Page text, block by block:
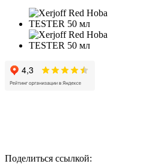
Поделиться ссылкой: